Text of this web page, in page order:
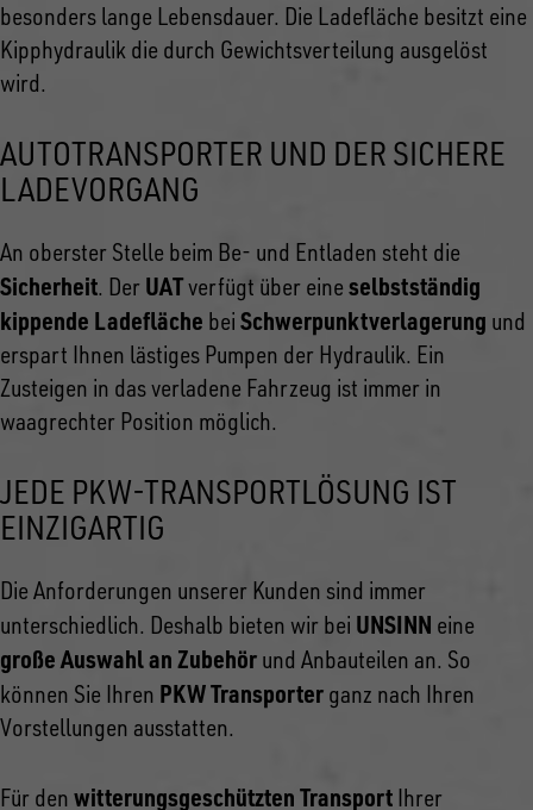
besonders lange Lebensdauer. Die Ladefläche besitzt eine
Kipphydraulik die durch Gewichtsverteilung ausgelöst
wird.
AUTOTRANSPORTER UND DER SICHERE
LADEVORGANG
An oberster Stelle beim Be- und Entladen steht die
Sicherheit. Der UATverfügt über eine selbstständig
kippende Ladefläche bei Schwerpunktverlagerung und
erspart Ihnen lästiges Pumpen der Hydraulik. Ein
Zusteigen in das verladene Fahrzeug ist immer in
waagrechter Position möglich.
JEDE PKW-TRANSPORTLÖSUNG IST
EINZIGARTIG
Die Anforderungen unserer Kunden sind immer
unterschiedlich. Deshalb bieten wir bei UNSINN eine
große Auswahl an Zubehör und Anbauteilen an. So
können Sie Ihren PKW Transporter ganz nach Ihren
Vorstellungen ausstatten.
Für den witterungsgeschützten Transport Ihrer